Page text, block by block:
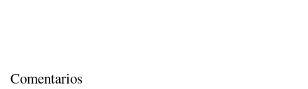
Comentarios